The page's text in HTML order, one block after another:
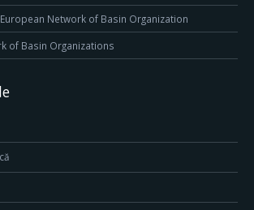
Network of Basin Organization
of Basin Organizations